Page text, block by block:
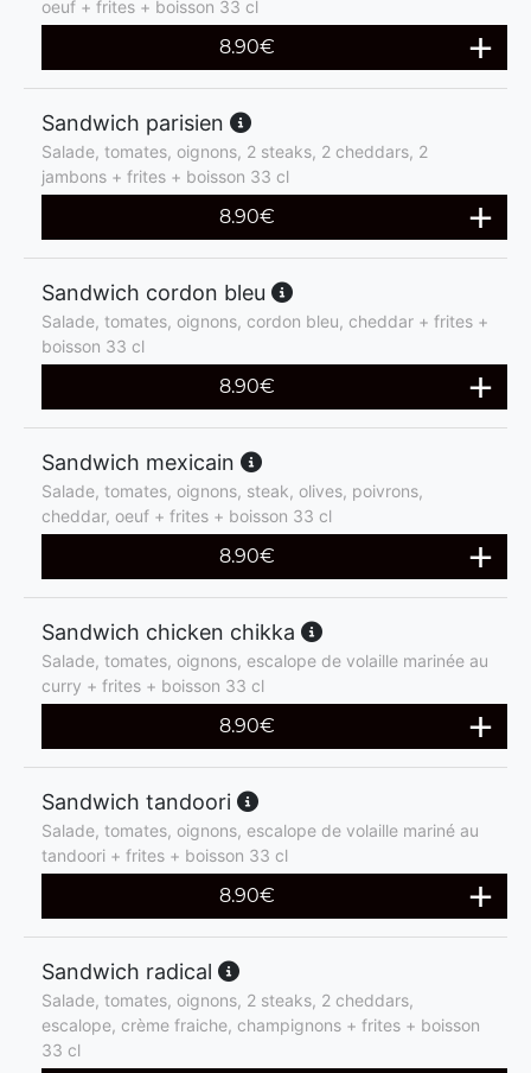
oeuf + frites + boisson 33 cl
8.90€
Sandwich parisien
Salade, tomates, oignons, 2 steaks, 2 cheddars, 2
jambons + frites + boisson 33 cl
8.90€
Sandwich cordon bleu
Salade, tomates, oignons, cordon bleu, cheddar + frites +
boisson 33 cl
8.90€
Sandwich mexicain
Salade, tomates, oignons, steak, olives, poivrons,
cheddar, oeuf + frites + boisson 33 cl
8.90€
Sandwich chicken chikka
Salade, tomates, oignons, escalope de volaille marinée au
curry + frites + boisson 33 cl
8.90€
Sandwich tandoori
Salade, tomates, oignons, escalope de volaille mariné au
tandoori + frites + boisson 33 cl
8.90€
Sandwich radical
Salade, tomates, oignons, 2 steaks, 2 cheddars,
escalope, crème fraiche, champignons + frites + boisson
33 cl